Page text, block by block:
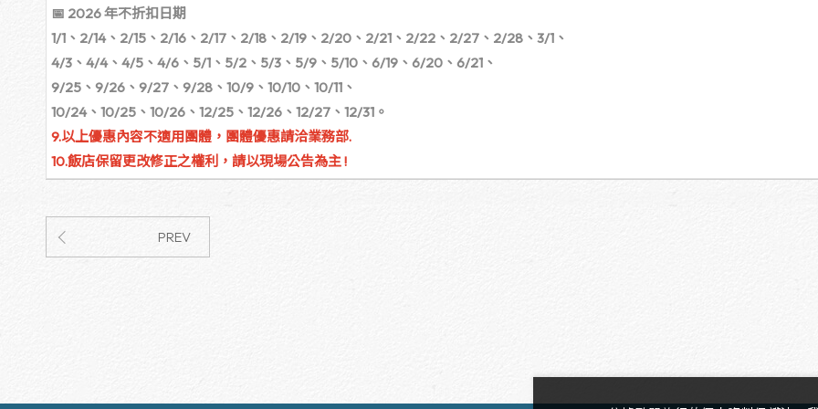
📅 2026 年不折扣日期
1/1、2/14、2/15、2/16、2/17、2/18、2/19、2/20、2/21、2/22、2/27、2/28、3/1、
4/3、4/4、4/5、4/6、5/1、5/2、5/3、5/9、5/10、6/19、6/20、6/21、
9/25、9/26、9/27、9/28、10/9、10/10、10/11、
10/24、10/25、10/26、12/25、12/26、12/27、12/31。
9.以上優惠內容不適用團體，團體優惠請洽業務部.
10.飯店保留更改修正之權利，請以現場公告為主 !
PREV